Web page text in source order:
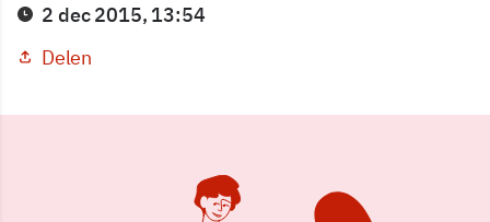
2 dec 2015, 13:54
Delen